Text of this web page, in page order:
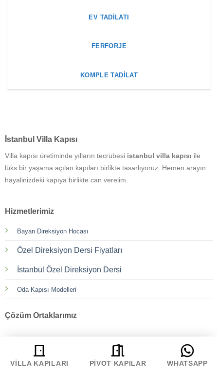
EV TADILATI
FERFORJE
KOMPLE TADILAT
İstanbul Villa Kapısı
Villa kapısı üretiminde yılların tecrübesi istanbul villa kapısı ile
lüks bir yaşama açılan kapıları birlikte tasarlıyoruz. Hemen arayın
hayalinizdeki kapıya birlikte can verelim.
Hizmetlerimiz
Bayan Direksiyon Hocası
Özel Direksiyon Dersi Fiyatları
İstanbul Özel Direksiyon Dersi
Oda Kapısı Modelleri
Çözüm Ortaklarımız
Boss
VILLA KAPILARI PIVOT KAPILAR WHATSAPP